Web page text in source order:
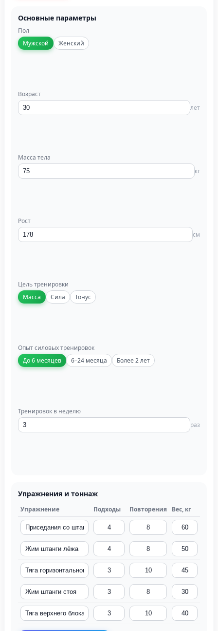
Основные параметры
Пол
Мужской
Женский
Возраст
лет
Масса тела
кг
Рост
см
Цель тренировки
Масса
Сила Тонус
Опыт силовых тренировок
До 6 месяцев
6–24 месяца Более 2 лет
Тренировок в неделю
раз
Упражнения и тоннаж
Упражнение Подходы Повторения Вес, кг